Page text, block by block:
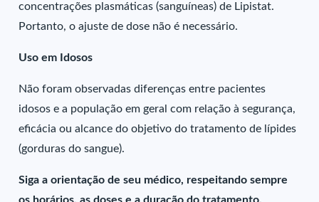
concentrações plasmáticas (sanguíneas) de Lipistat.
Portanto, o ajuste de dose não é necessário.
Uso em Idosos
Não foram observadas diferenças entre pacientes
idosos e a população em geral com relação à segurança,
eficácia ou alcance do objetivo do tratamento de lípides
(gorduras do sangue).
Siga a orientação de seu médico, respeitando sempre